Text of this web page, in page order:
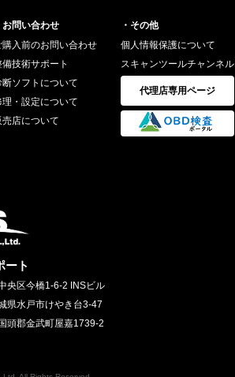
お問い合わせ
購入前のお問い合わせ
備技術サポート
断ソフトについて
理・設定について
売店について
・その他
個人情報保護について
スキャンツールチャンネル
代理店専用ページ
ート
央区今橋1-6-2 INSビル
県水戸市けやき台3-47
頭郡金武町屋嘉1739-2